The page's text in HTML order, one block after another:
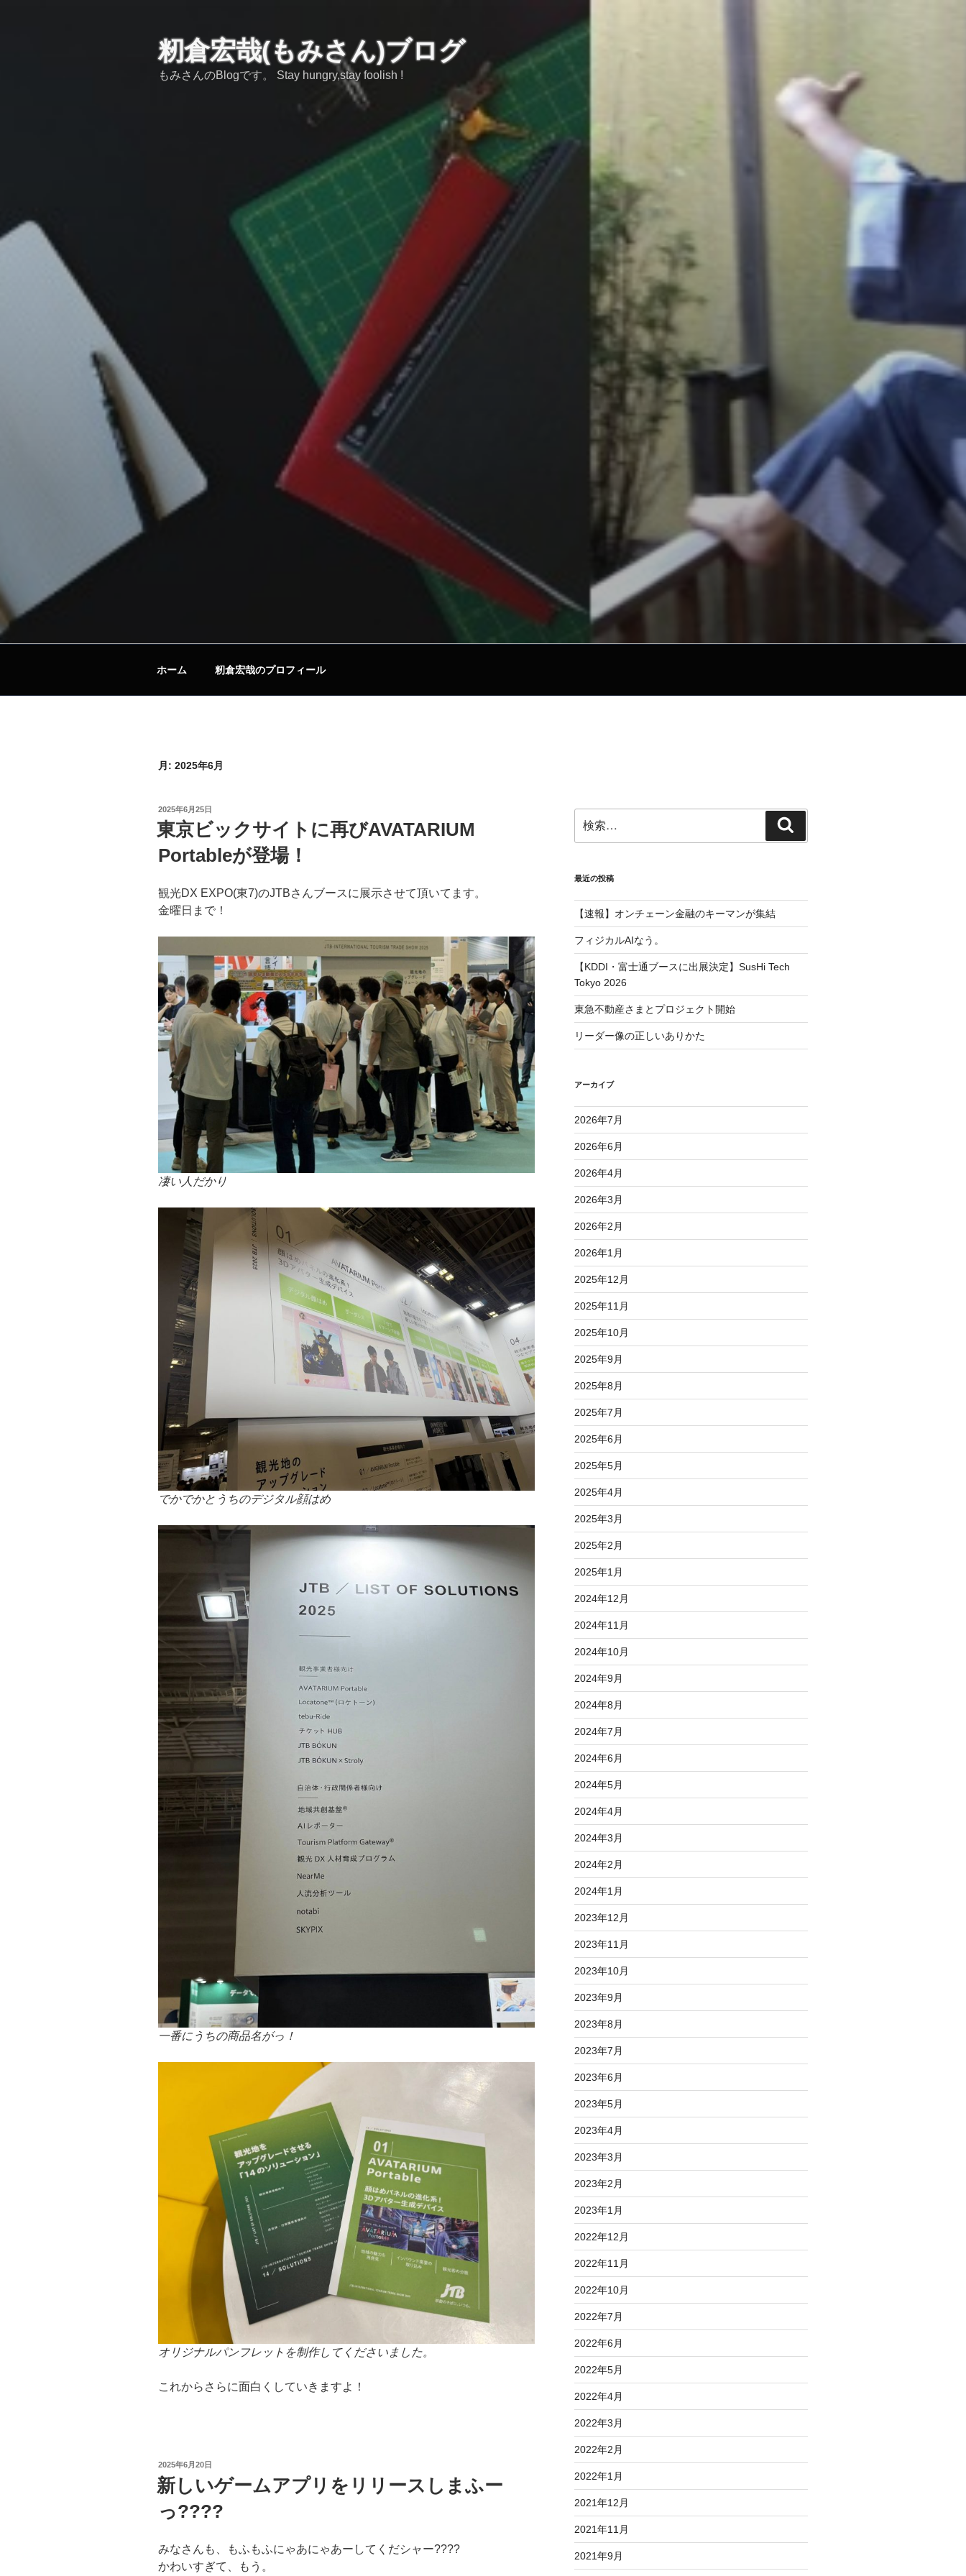
籾倉宏哉(もみさん)ブログ
もみさんのBlogです。 Stay hungry,stay foolish !
ホーム 籾倉宏哉のプロフィール
月: 2025年6月
投
稿
日:
2025年6月25日
東京ビックサイトに再びAVATARIUM
Portableが登場！
観光DX EXPO(東7)のJTBさんブースに展示させて頂いてます。
金曜日まで！
凄い人だかり
でかでかとうちのデジタル顔はめ
一番にうちの商品名がっ！
オリジナルパンフレットを制作してくださいました。
これからさらに面白くしていきますよ！
投
稿
日:
2025年6月20日
新しいゲームアプリをリリースしまふー
っ????
みなさんも、もふもふにゃあにゃあーしてくだシャー????
かわいすぎて、もう。
索:
索
最近の投稿
【速報】オンチェーン金融のキーマンが集結
フィジカルAIなう。
【KDDI・富士通ブースに出展決定】SusHi Tech
Tokyo 2026
東急不動産さまとプロジェクト開始
リーダー像の正しいありかた
アーカイブ
2026年7月
2026年6月
2026年4月
2026年3月
2026年2月
2026年1月
2025年12月
2025年11月
2025年10月
2025年9月
2025年8月
2025年7月
2025年6月
2025年5月
2025年4月
2025年3月
2025年2月
2025年1月
2024年12月
2024年11月
2024年10月
2024年9月
2024年8月
2024年7月
2024年6月
2024年5月
2024年4月
2024年3月
2024年2月
2024年1月
2023年12月
2023年11月
2023年10月
2023年9月
2023年8月
2023年7月
2023年6月
2023年5月
2023年4月
2023年3月
2023年2月
2023年1月
2022年12月
2022年11月
2022年10月
2022年7月
2022年6月
2022年5月
2022年4月
2022年3月
2022年2月
2022年1月
2021年12月
2021年11月
2021年9月